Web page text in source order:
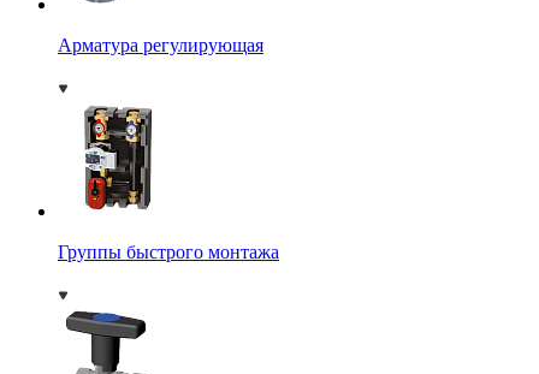
Арматура регулирующая
Группы быстрого монтажа